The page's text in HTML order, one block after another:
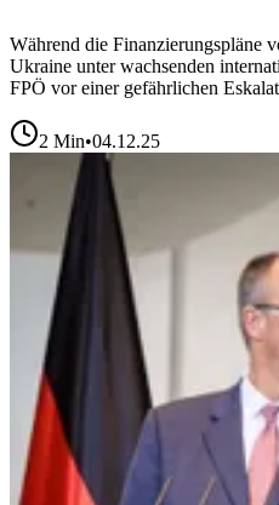
Während die Finanzierungspläne
Ukraine unter wachsenden
FPÖ vor einer gefährlichen
2 Min•04.12.25